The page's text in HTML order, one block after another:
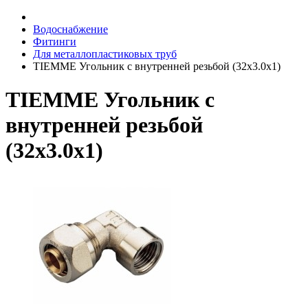
Водоснабжение
Фитинги
Для металлопластиковых труб
TIEMME Угольник с внутренней резьбой (32х3.0х1)
TIEMME Угольник с
внутренней резьбой
(32х3.0х1)